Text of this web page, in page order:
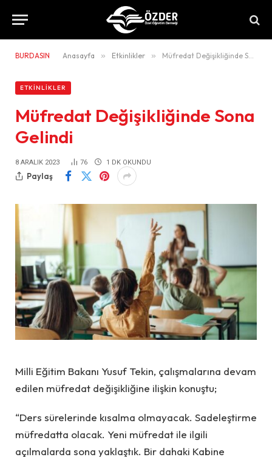
BURDASIN Anasayfa » Etkinlikler » Müfredat Değişikliğinde Sona Gelindi
ETKINLIKLER
Müfredat Değişikliğinde Sona
Gelindi
8 ARALIK 2023 76 1 DK OKUNDU
Paylaş
Milli Eğitim Bakanı Yusuf Tekin, çalışmalarına devam
edilen müfredat değişikliğine ilişkin konuştu;
“Ders sürelerinde kısalma olmayacak. Sadeleştirme
müfredatta olacak. Yeni müfredat ile ilgili
açılmalarda sona yaklaştık. Bir dahaki Kabine